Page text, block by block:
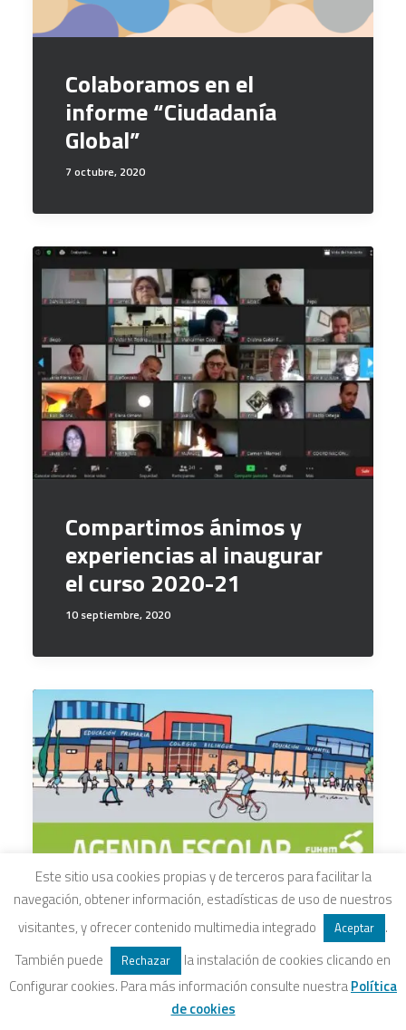
Colaboramos en el
informe “Ciudadanía
Global”
7 octubre, 2020
Compartimos ánimos y
experiencias al inaugurar
el curso 2020-21
10 septiembre, 2020
Este sitio usa cookies propias y de terceros para facilitar la
navegación, obtener información, estadísticas de uso de nuestros
visitantes, y ofrecer contenido multimedia integrado
Aceptar
.
También puede
Rechazar
la instalación de cookies clicando en
Configurar cookies. Para más información consulte nuestraPolítica
de cookies